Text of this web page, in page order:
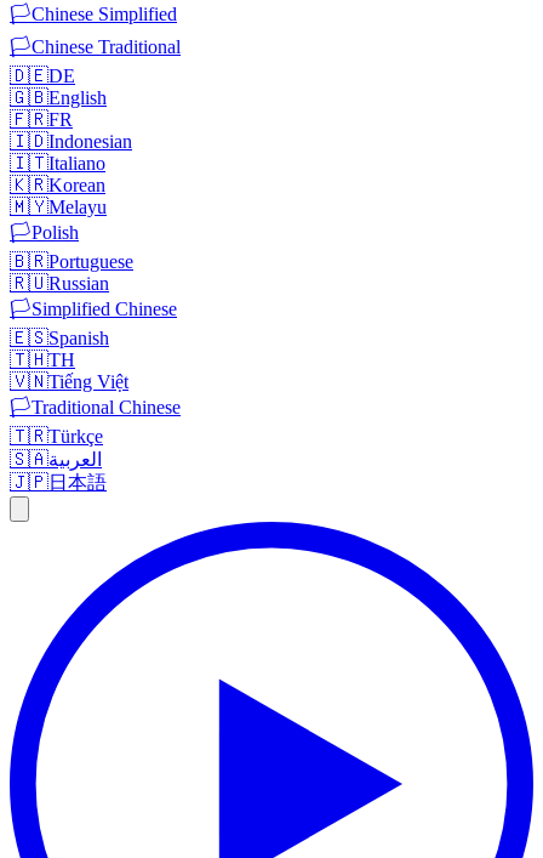
🏳️Chinese Simplified
🏳️Chinese Traditional
🇩🇪DE
🇬🇧English
🇫🇷FR
🇮🇩Indonesian
🇮🇹Italiano
🇰🇷Korean
🇲🇾Melayu
🏳️Polish
🇧🇷Portuguese
🇷🇺Russian
🏳️Simplified Chinese
🇪🇸Spanish
🇹🇭TH
🇻🇳Tiếng Việt
🏳️Traditional Chinese
🇹🇷Türkçe
🇸🇦العربية
🇯🇵日本語